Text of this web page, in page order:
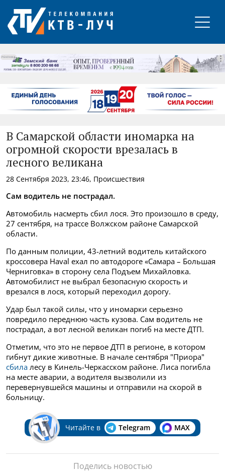
РЕКЛАМА
В Самарской области иномарка на
огромной скорости врезалась в
лесного великана
28 Сентября 2023, 23:46, Происшествия
Сам водитель не пострадал.
Автомобиль насмерть сбил лося. Это произошло в среду,
27 сентября, на трассе Волжском районе Самарской
области.
По данным полиции, 43-летний водитель китайского
кроссовера Haval ехал по автодороге «Самара – Большая
Черниговка» в сторону села Подъем Михайловка.
Автомобилист не выбрал безопасную скорость и
врезался в лося, который переходил дорогу.
Удар был такой силы, что у иномарки серьезно
повредило переднюю часть кузова. Сам водитель не
пострадал, а вот лесной великан погиб на месте ДТП.
Отметим, что это не первое ДТП в регионе, в котором
гибнут дикие животные. В начале сентября "Приора"
сбила лесу в Кинель-Черкасском районе. Лиса погибла
на месте аварии, а водителя вызволили из
перевернувшейся машины и отправили на скорой в
больницу.
Читайте в Telegram MAX
Поделись новостью